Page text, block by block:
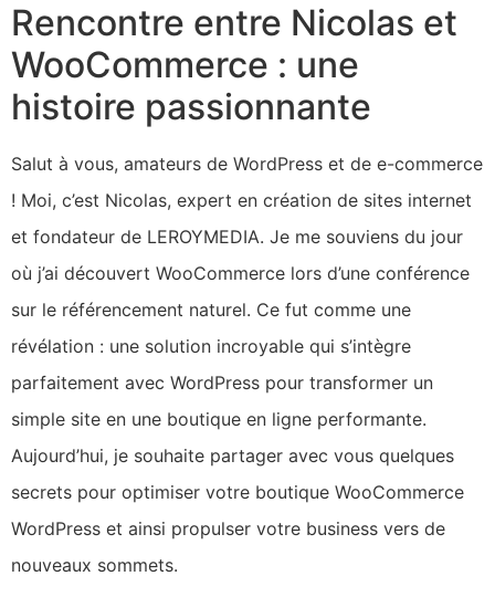
Rencontre entre Nicolas et
WooCommerce : une
histoire passionnante
Salut à vous, amateurs de WordPress et de e-commerce
! Moi, c’est Nicolas, expert en création de sites internet
et fondateur de LEROYMEDIA. Je me souviens du jour
où j’ai découvert WooCommerce lors d’une conférence
sur le référencement naturel. Ce fut comme une
révélation : une solution incroyable qui s’intègre
parfaitement avec WordPress pour transformer un
simple site en une boutique en ligne performante.
Aujourd’hui, je souhaite partager avec vous quelques
secrets pour optimiser votre boutique WooCommerce
WordPress et ainsi propulser votre business vers de
nouveaux sommets.